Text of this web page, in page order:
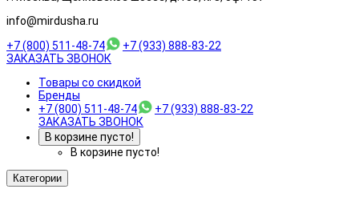
info@mirdusha.ru
+7 (800) 511-48-74
+7 (933) 888-83-22
ЗАКАЗАТЬ ЗВОНОК
Товары со скидкой
Бренды
+7 (800) 511-48-74
+7 (933) 888-83-22
ЗАКАЗАТЬ ЗВОНОК
В корзине пусто!
В корзине пусто!
Категории